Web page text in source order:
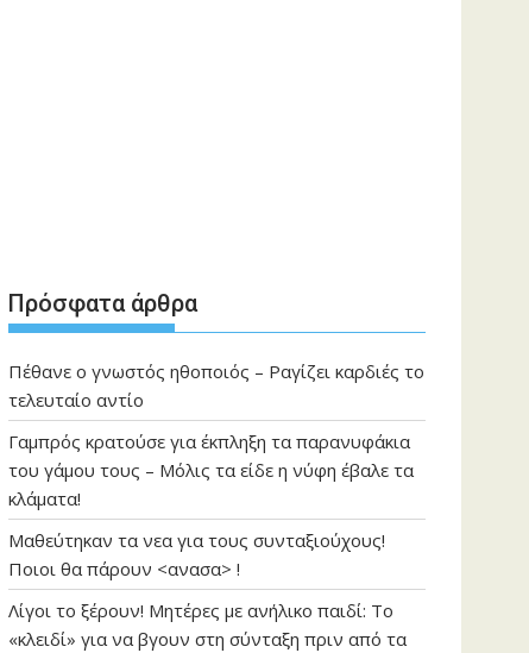
Πρόσφατα άρθρα
Πέθανε ο γνωστός ηθοποιός – Ραγίζει καρδιές το
τελευταίο αντίο
Γαμπρός κρατούσε για έκπληξη τα παρανυφάκια
του γάμου τους – Μόλις τα είδε η νύφη έβαλε τα
κλάματα!
Μαθεύτηκαν τα νεα για τους συνταξιούχους!
Ποιοι θα πάρουν <ανασα> !
Λίγοι το ξέρουν! Μητέρες με ανήλικο παιδί: Το
«κλειδί» για να βγουν στη σύνταξη πριν από τα